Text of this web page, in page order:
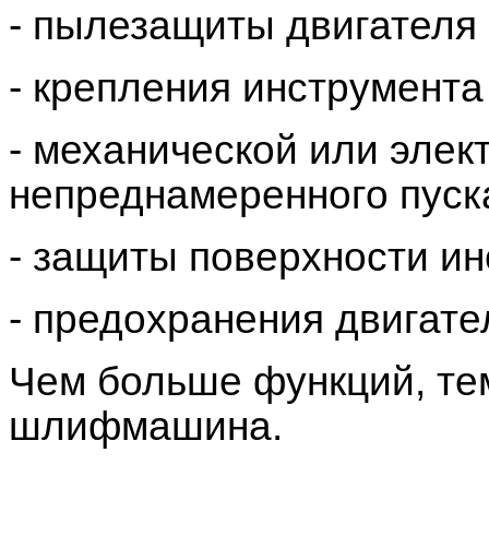
- пылезащиты двигателя
- крепления
- механической или
непреднамеренного
- защиты поверхности
- предохранения
Чем больше функций,
шлифмашина.